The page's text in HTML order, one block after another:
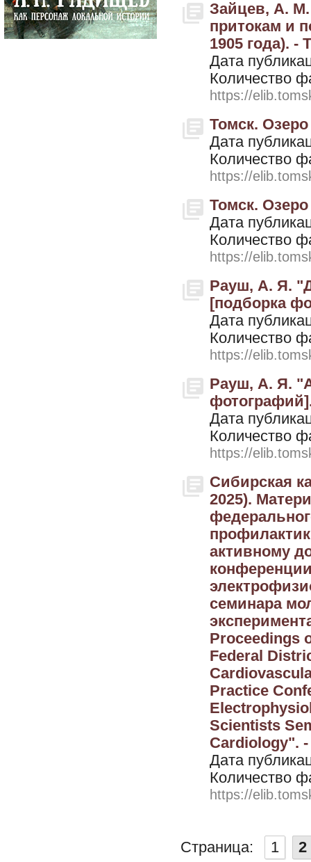
Зайцев, А.
притокам и
1905 года). -
Дата
Количество
https://
Томск.
Дата
Количество
https://
Томск.
Дата
Количество
https://
Рауш, А. Я.
[подборка
Дата
Количество
https://
Рауш, А. Я.
Дата
Количество
https://
Сибирская
2025).
активному
семинара
Proceedings
Federal
Practice
Scientists
Cardiology". -
Дата
Количество
https://
Страница: 1 2